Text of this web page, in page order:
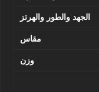
الجهد والطور والهرتز
مقاس
وزن